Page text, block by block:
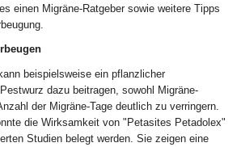
einen Migräne-Ratgeber sowie weitere Tipps
beispielsweise ein pflanzlicher
dazu beitragen, sowohl Migräne-
der Migräne-Tage deutlich zu verringern.
die Wirksamkeit von "Petasites Petadolex"
Studien belegt werden. Sie zeigen eine